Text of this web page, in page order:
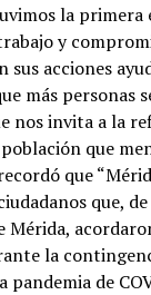
la
y
sus acciones
más personas
nos invita a la
que
que
que,
Mérida,
la
pandemia de